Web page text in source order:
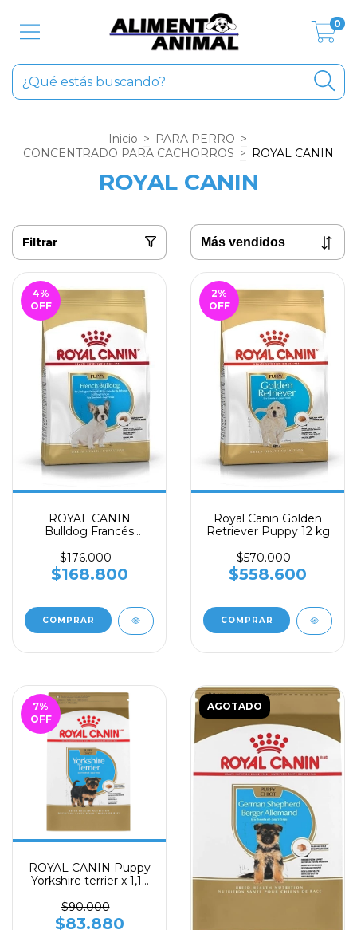
0
Inicio > PARA PERRO >
CONCENTRADO PARA CACHORROS > ROYAL CANIN
ROYAL CANIN
Filtrar
4%
OFF
ROYAL CANIN
Bulldog Francés
$176.000
$168.800
2%
OFF
Royal Canin Golden
Retriever Puppy 12 kg
$570.000
$558.600
7%
OFF
ROYAL CANIN Puppy
Yorkshire terrier x 1,13
$90.000
$83.880
AGOTADO